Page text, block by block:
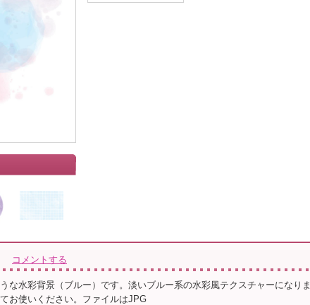
コメントする
な水彩背景（ブルー）です。淡いブルー系の水彩風テクスチャーになりま
お使いください。ファイルはJPG